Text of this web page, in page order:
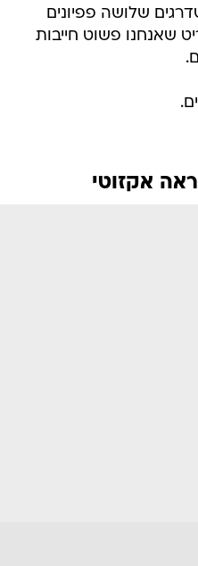
שלושה פפיונים
שאנחנו פשוט חייבות
אקזוטי